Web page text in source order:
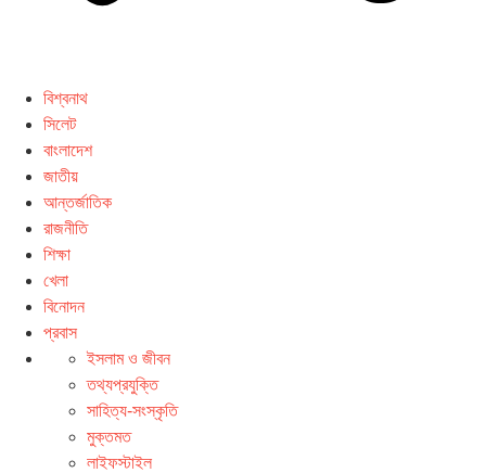
বিশ্বনাথ
সিলেট
বাংলাদেশ
জাতীয়
আন্তর্জাতিক
রাজনীতি
শিক্ষা
খেলা
বিনোদন
প্রবাস
ইসলাম ও জীবন
তথ্যপ্রযুক্তি
সাহিত্য-সংস্কৃতি
মুক্তমত
লাইফস্টাইল